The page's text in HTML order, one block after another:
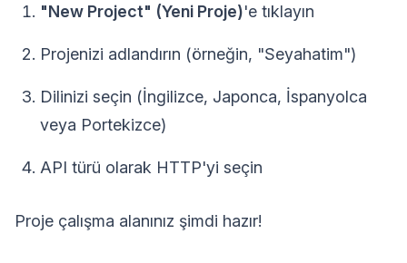
"New Project" (Yeni Proje)'e tıklayın
Projenizi adlandırın (örneğin, "Seyahatim")
Dilinizi seçin (İngilizce, Japonca, İspanyolca
veya Portekizce)
API türü olarak HTTP'yi seçin
Proje çalışma alanınız şimdi hazır!